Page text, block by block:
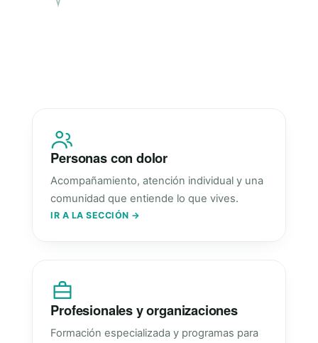
Personas con dolor
Acompañamiento, atención individual y una
comunidad que entiende lo que vives.
IR A LA SECCIÓN →
Profesionales y organizaciones
Formación especializada y programas para